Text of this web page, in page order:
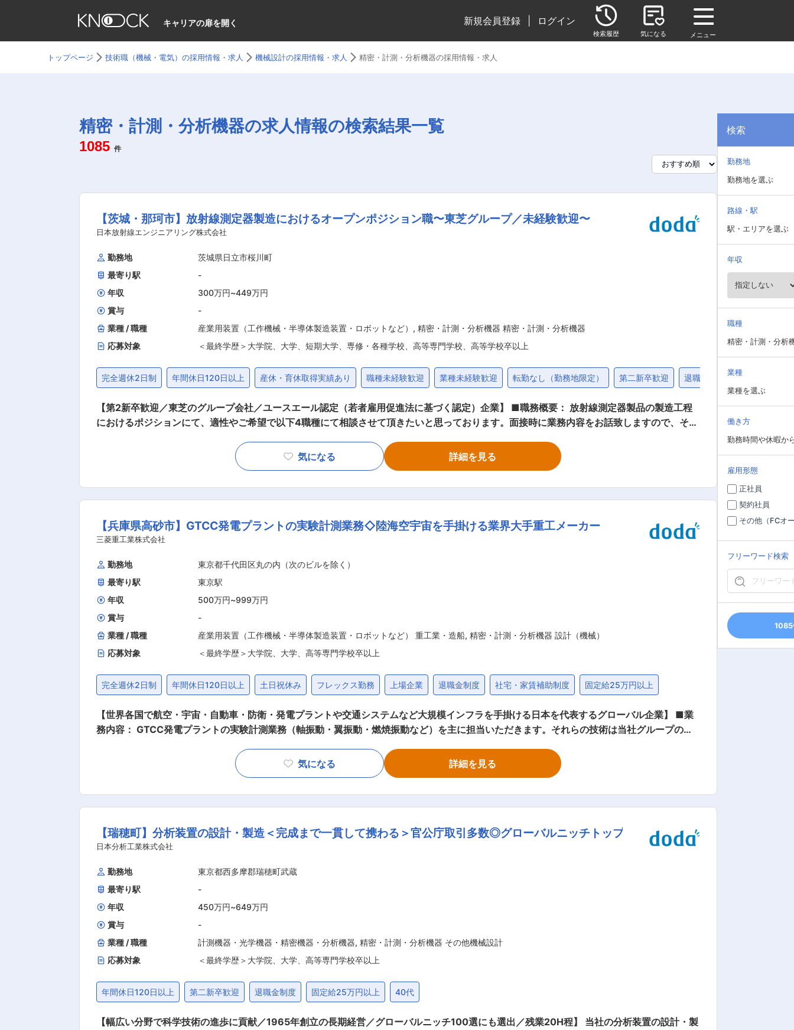
キャリアの扉を開く 新規会員登録 ログイン
検索履歴 気になる メニュー
トップページ 技術職（機械・電気）の採用情報・求人 機械設計の採用情報・求人 精密・計測・分析機器の採用情報・求人
精密・計測・分析機器の求人情報の検索結果一覧
1085 件
【茨城・那珂市】放射線測定器製造におけるオープンポジション職〜東芝グループ／未経験歓迎〜
日本放射線エンジニアリング株式会社
勤務地
茨城県日立市桜川町
最寄り駅
-
年収
300万円~449万円
賞与
-
業種 / 職種
産業用装置（工作機械・半導体製造装置・ロボットなど） , 精密・計測・分析機器 精密・計測・分析機器
応募対象
＜最終学歴＞大学院、大学、短期大学、専修・各種学校、高等専門学校、高等学校卒以上
完全週休2日制 年間休日120日以上 産休・育休取得実績あり 職種未経験歓迎 業種未経験歓迎 転勤なし（勤務地限定） 第二新卒歓迎 退職金制度 40代
【第2新卒歓迎／東芝のグループ会社／ユースエール認定（若者雇用促進法に基づく認定）企業】 ■職務概要： 放射線測定器製品の製造工程
におけるポジションにて、適性やご希望で以下4職種にて相談させて頂きたいと思っております。面接時に業務内容をお話致しますので、その
放射線測定機器をユーザーの要望に応じて設計・制作を行います。放射線計測器（検出器、ユニット、モジュール、制御装置等）の機械・電
気・ソフト、システム設計業務です。 【製造】 ・製作図面により機器の製造業務を行います。組立、配線、圧着、はんだ付け、配線チェック
工場で実施する作業もありますが、外勤作業がメインの業務になります。 ■組織構成： 各組織、20代〜60代まで幅広く働いております。 ■
同社の魅力： ・東芝グループに属しており、安定的な経営基盤を保持しています。 ・顧客先の要望に合わせ、オーダーメイドで製品をご提供
あります。参入障壁が高い領域であることからも、競合優位性を保持しております。 ・日本原子力研究開発機構や東芝等、日本を代表する大
手企業から安定して仕事を得ており、業績も堅調に推移させております。 ・新卒入社3年後の定着率90％以上、中途社員の定着率も高く、平
均勤続年数24.5年と安定した就労環境が整備されています。 ・厚生労働省から「ユースエール認定企業」として、日立市から「働き方改革推
気になる 詳細を見る
【兵庫県高砂市】GTCC発電プラントの実験計測業務◇陸海空宇宙を手掛ける業界大手重工メーカー
三菱重工業株式会社
勤務地
東京都千代田区丸の内（次のビルを除く）
最寄り駅
東京駅
年収
500万円~999万円
賞与
-
業種 / 職種
産業用装置（工作機械・半導体製造装置・ロボットなど） 重工業・造船, 精密・計測・分析機器 設計（機械）
応募対象
＜最終学歴＞大学院、大学、高等専門学校卒以上
完全週休2日制 年間休日120日以上 土日祝休み フレックス勤務 上場企業 退職金制度 社宅・家賃補助制度 固定給25万円以上
【世界各国で航空・宇宙・自動車・防衛・発電プラントや交通システムなど大規模インフラを手掛ける日本を代表するグローバル企業】 ■業
務内容： GTCC発電プラントの実験計測業務（軸振動・翼振動・燃焼振動など）を主に担当いただきます。それらの技術は当社グループの他
ために必要となる計測技術の開発。 （2）国内・海外のプラントでの現地振動計測。 ■当社について： 三菱重工グループは、発電プラントな
どの社会インフラ、船舶、航空機などの輸送機器、大型ロケットなどの宇宙機器に至るまで、エンジニアリングとものづくりのグローバルリ
気になる 詳細を見る
【瑞穂町】分析装置の設計・製造＜完成まで一貫して携わる＞官公庁取引多数◎グローバルニッチトップ
日本分析工業株式会社
勤務地
東京都西多摩郡瑞穂町武蔵
最寄り駅
-
年収
450万円~649万円
賞与
-
業種 / 職種
計測機器・光学機器・精密機器・分析機器, 精密・計測・分析機器 その他機械設計
応募対象
＜最終学歴＞大学院、大学、高等専門学校卒以上
年間休日120日以上 第二新卒歓迎 退職金制度 固定給25万円以上 40代
【幅広い分野で科学技術の進歩に貢献／1965年創立の長期経営／グローバルニッチ100選にも選出／残業20H程】 当社の分析装置の設計・製
検索
勤務地
勤務地を選ぶ
路線・駅
駅・エリアを選ぶ
年収
職種
精密・計測・分析
業種
業種を選ぶ
働き方
勤務時間や休暇か
雇用形態
正社員
契約社員
その他（FCオ
フリーワード検索
1085